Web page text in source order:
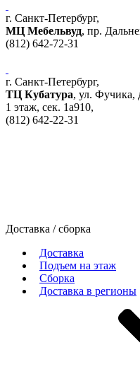
г. Санкт-Петербург,
МЦ Мебельвуд, пр.
(812) 642-72-31
г. Санкт-Петербург,
ТЦ Кубатура, ул. Фучика,
1 этаж, сек. 1a910,
(812) 642-22-31
Доставка / сборка
Доставка
Подъем на этаж
Сборка
Доставка в регионы